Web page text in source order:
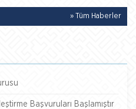
» Tüm Haberler
Başvuruları Başlamıştır